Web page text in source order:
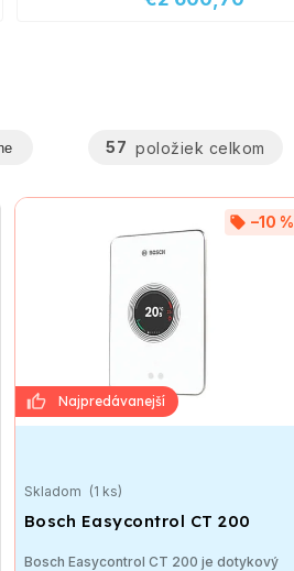
57 položiek celkom
Bosch Easycontrol CT 200
–10 %
Skladom (1 ks)
Bosch Easycontrol CT 200 je dotykový